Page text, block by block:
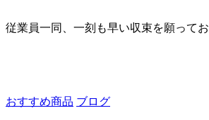
従業員一同、一刻も早い収束を願ってお
おすすめ商品 ブログ